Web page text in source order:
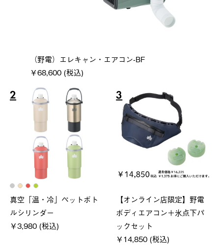
（野電）エレキャン・エアコン-BF
￥68,600 (税込)
2
真空「温・冷」ペットボト
ルシリンダー
￥3,980 (税込)
3
【オンライン店限定】野電
ボディエアコン＋氷点下パ
ックセット
￥14,850 (税込)